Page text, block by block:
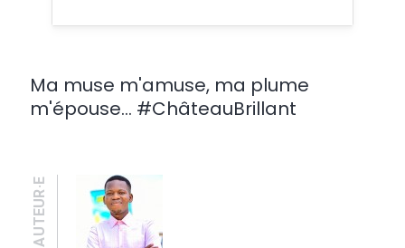
Ma muse m'amuse, ma plume
m'épouse... #ChâteauBrillant
AUTEUR·E